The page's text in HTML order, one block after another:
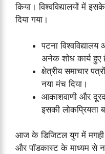
किया। विश्वविद्यालयों में
दिया गया।
पटना
अनेक शोध कार्य हुए
क्षेत्रीय समाचार
नया मंच दिया।
आकाशवाणी और
इसकी लोकप्रियता
आज के डिजिटल युग में मगही
और पॉडकास्ट के माध्यम से